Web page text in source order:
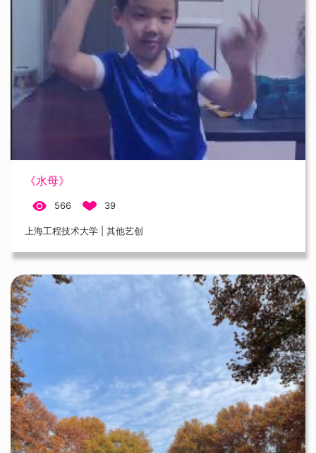
《水母》
566 39
上海工程技术大学 | 其他艺创